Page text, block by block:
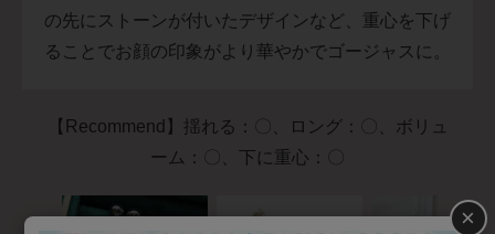
の先にストーンが付いたデザインなど、重心を下げ
ることでお顔の印象がより華やかでゴージャスに。
【Recommend】揺れる：〇、ロング：〇、ボリュ
ーム：〇、下に重心：〇
×